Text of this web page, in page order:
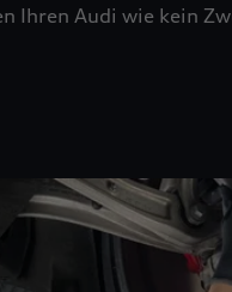
Ihren Audi wie kein